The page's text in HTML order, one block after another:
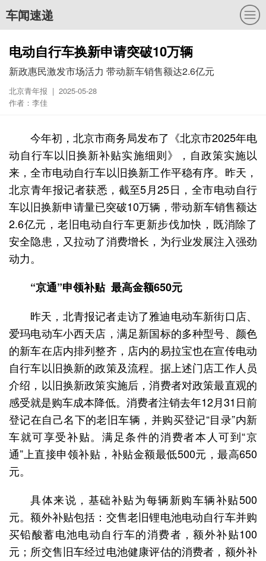
车闻速递
电动自行车换新申请突破10万辆
新政惠民激发市场活力 带动新车销售额达2.6亿元
北京青年报 | 2025-05-28
作者：李佳
今年初，北京市商务局发布了《北京市2025年电
动自行车以旧换新补贴实施细则》，自政策实施以
来，全市电动自行车以旧换新工作平稳有序。昨天，
北京青年报记者获悉，截至5月25日，全市电动自行
车以旧换新申请量已突破10万辆，带动新车销售额达
2.6亿元，老旧电动自行车更新步伐加快，既消除了
安全隐患，又拉动了消费增长，为行业发展注入强劲
动力。
“京通”申领补贴 最高金额650元
昨天，北青报记者走访了雅迪电动车新街口店、
爱玛电动车小西天店，满足新国标的多种型号、颜色
的新车在店内排列整齐，店内的易拉宝也在宣传电动
自行车以旧换新的政策及流程。据上述门店工作人员
介绍，以旧换新政策实施后，消费者对政策最直观的
感受就是购车成本降低。消费者注销去年12月31日前
登记在自己名下的老旧车辆，并购买登记“目录”内新
车就可享受补贴。满足条件的消费者本人可到“京
通”上直接申领补贴，补贴金额最低500元，最高650
元。
具体来说，基础补贴为每辆新购车辆补贴500
元。额外补贴包括：交售老旧锂电池电动自行车并购
买铅酸蓄电池电动自行车的消费者，额外补贴100
元；所交售旧车经过电池健康评估的消费者，额外补